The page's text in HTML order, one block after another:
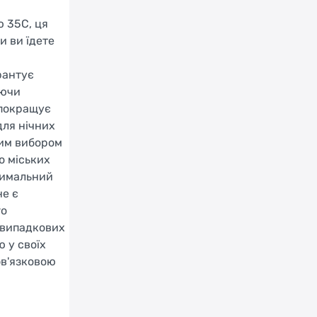
можете знайти додаткову інформацію у
відповідному огляді на сайті виробника.
35C, ця
ви їдете
нічних
вибором
міських
є
у своїх